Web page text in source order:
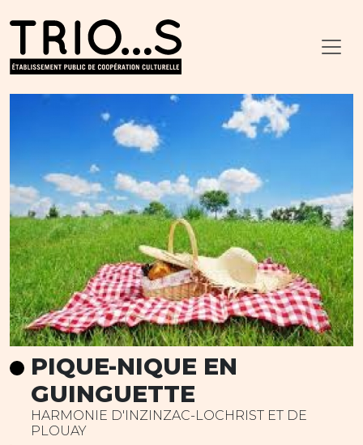
PIQUE-NIQUE EN
GUINGUETTE
HARMONIE D'INZINZAC-LOCHRIST ET DE
PLOUAY